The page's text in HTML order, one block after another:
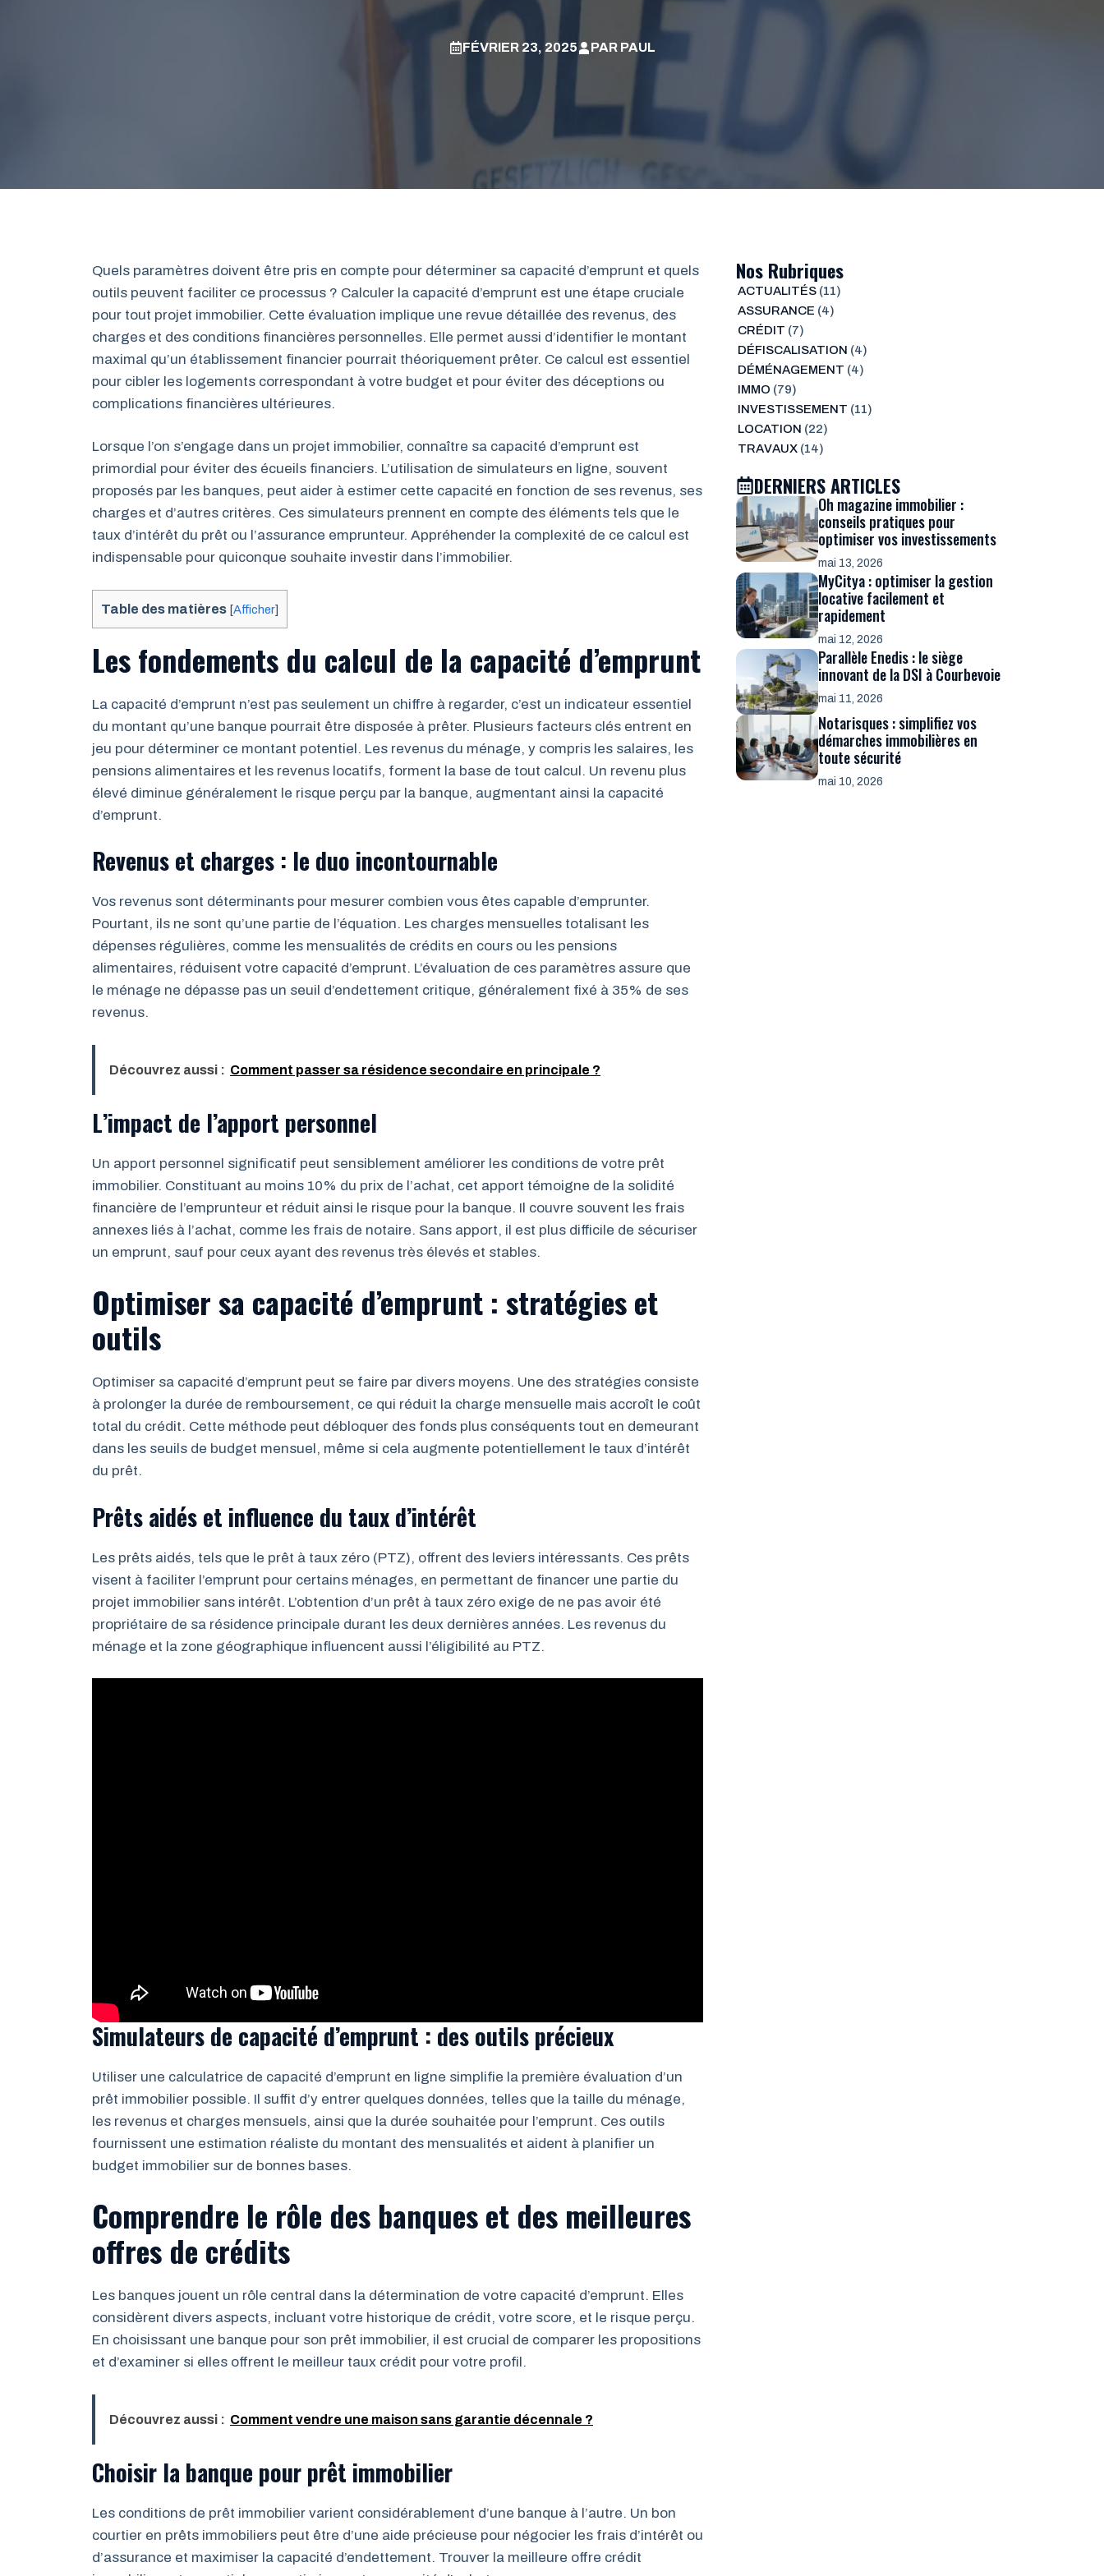
FÉVRIER 23, 2025 PAR PAUL
Quels paramètres doivent être pris en compte pour déterminer sa capacité d’emprunt et quels
outils peuvent faciliter ce processus ? Calculer la capacité d’emprunt est une étape cruciale
pour tout projet immobilier. Cette évaluation implique une revue détaillée des revenus, des
charges et des conditions financières personnelles. Elle permet aussi d’identifier le montant
maximal qu’un établissement financier pourrait théoriquement prêter. Ce calcul est essentiel
pour cibler les logements correspondant à votre budget et pour éviter des déceptions ou
complications financières ultérieures.
Lorsque l’on s’engage dans un projet immobilier, connaître sa capacité d’emprunt est
primordial pour éviter des écueils financiers. L’utilisation de simulateurs en ligne, souvent
proposés par les banques, peut aider à estimer cette capacité en fonction de ses revenus, ses
charges et d’autres critères. Ces simulateurs prennent en compte des éléments tels que le
taux d’intérêt du prêt ou l’assurance emprunteur. Appréhender la complexité de ce calcul est
indispensable pour quiconque souhaite investir dans l’immobilier.
Table des matières [Afficher]
Les fondements du calcul de la capacité d’emprunt
La capacité d’emprunt n’est pas seulement un chiffre à regarder, c’est un indicateur essentiel
du montant qu’une banque pourrait être disposée à prêter. Plusieurs facteurs clés entrent en
jeu pour déterminer ce montant potentiel. Les revenus du ménage, y compris les salaires, les
pensions alimentaires et les revenus locatifs, forment la base de tout calcul. Un revenu plus
élevé diminue généralement le risque perçu par la banque, augmentant ainsi la capacité
d’emprunt.
Revenus et charges : le duo incontournable
Vos revenus sont déterminants pour mesurer combien vous êtes capable d’emprunter.
Pourtant, ils ne sont qu’une partie de l’équation. Les charges mensuelles totalisant les
dépenses régulières, comme les mensualités de crédits en cours ou les pensions
alimentaires, réduisent votre capacité d’emprunt. L’évaluation de ces paramètres assure que
le ménage ne dépasse pas un seuil d’endettement critique, généralement fixé à 35% de ses
revenus.
Découvrez aussi : Comment passer sa résidence secondaire en principale ?
L’impact de l’apport personnel
Un apport personnel significatif peut sensiblement améliorer les conditions de votre prêt
immobilier. Constituant au moins 10% du prix de l’achat, cet apport témoigne de la solidité
financière de l’emprunteur et réduit ainsi le risque pour la banque. Il couvre souvent les frais
annexes liés à l’achat, comme les frais de notaire. Sans apport, il est plus difficile de sécuriser
un emprunt, sauf pour ceux ayant des revenus très élevés et stables.
Optimiser sa capacité d’emprunt : stratégies et
outils
Optimiser sa capacité d’emprunt peut se faire par divers moyens. Une des stratégies consiste
à prolonger la durée de remboursement, ce qui réduit la charge mensuelle mais accroît le coût
total du crédit. Cette méthode peut débloquer des fonds plus conséquents tout en demeurant
dans les seuils de budget mensuel, même si cela augmente potentiellement le taux d’intérêt
du prêt.
Prêts aidés et influence du taux d’intérêt
Les prêts aidés, tels que le prêt à taux zéro (PTZ), offrent des leviers intéressants. Ces prêts
visent à faciliter l’emprunt pour certains ménages, en permettant de financer une partie du
projet immobilier sans intérêt. L’obtention d’un prêt à taux zéro exige de ne pas avoir été
propriétaire de sa résidence principale durant les deux dernières années. Les revenus du
ménage et la zone géographique influencent aussi l’éligibilité au PTZ.
Simulateurs de capacité d’emprunt : des outils précieux
Utiliser une calculatrice de capacité d’emprunt en ligne simplifie la première évaluation d’un
prêt immobilier possible. Il suffit d’y entrer quelques données, telles que la taille du ménage,
les revenus et charges mensuels, ainsi que la durée souhaitée pour l’emprunt. Ces outils
fournissent une estimation réaliste du montant des mensualités et aident à planifier un
budget immobilier sur de bonnes bases.
Comprendre le rôle des banques et des meilleures
offres de crédits
Les banques jouent un rôle central dans la détermination de votre capacité d’emprunt. Elles
considèrent divers aspects, incluant votre historique de crédit, votre score, et le risque perçu.
En choisissant une banque pour son prêt immobilier, il est crucial de comparer les propositions
et d’examiner si elles offrent le meilleur taux crédit pour votre profil.
Découvrez aussi : Comment vendre une maison sans garantie décennale ?
Choisir la banque pour prêt immobilier
Les conditions de prêt immobilier varient considérablement d’une banque à l’autre. Un bon
courtier en prêts immobiliers peut être d’une aide précieuse pour négocier les frais d’intérêt ou
d’assurance et maximiser la capacité d’endettement. Trouver la meilleure offre crédit
Nos Rubriques
ACTUALITÉS(11)
ASSURANCE (4)
CRÉDIT (7)
DÉFISCALISATION (4)
DÉMÉNAGEMENT (4)
IMMO (79)
INVESTISSEMENT (11)
LOCATION (22)
TRAVAUX(14)
DERNIERS ARTICLES
Oh magazine immobilier :
conseils pratiques pour
optimiser vos investissements
mai 13, 2026
MyCitya : optimiser la gestion
locative facilement et
rapidement
mai 12, 2026
Parallèle Enedis : le siège
innovant de la DSI à Courbevoie
mai 11, 2026
Notarisques : simplifiez vos
démarches immobilières en
toute sécurité
mai 10, 2026